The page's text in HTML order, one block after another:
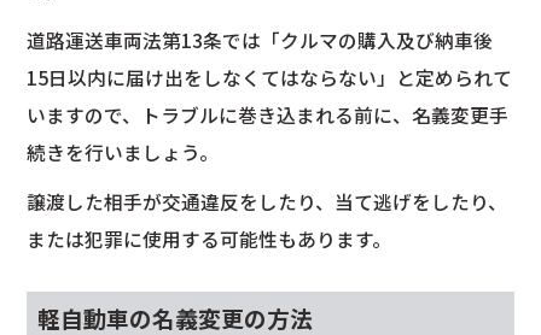
道路運送車両法第13条では「クルマの購入及び納車後
15日以内に届け出をしなくてはならない」と定められて
いますので、トラブルに巻き込まれる前に、名義変更手
続きを行いましょう。
譲渡した相手が交通違反をしたり、当て逃げをしたり、
または犯罪に使用する可能性もあります。
軽自動車の名義変更の方法